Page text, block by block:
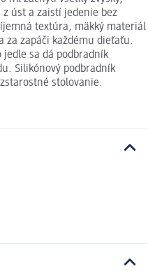
úst a zaistí jedenie bez
textúra, mäkký materiál
za zapáči každému dieťaťu.
jedle sa dá podbradník
Silikónový podbradník
stolovanie.